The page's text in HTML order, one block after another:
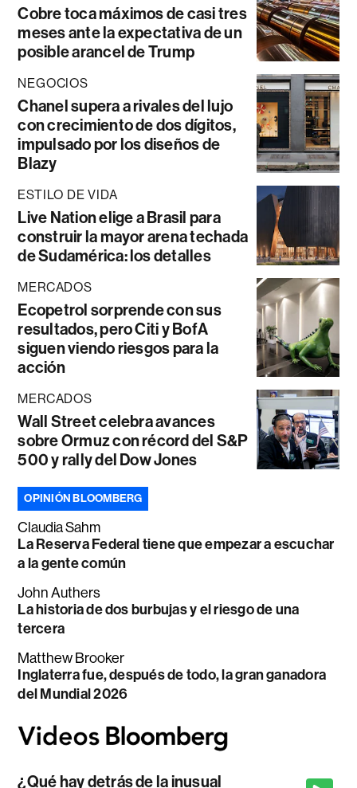
Cobre toca máximos de casi tres
meses ante la expectativa de un
posible arancel de Trump
NEGOCIOS
Chanel supera a rivales del lujo
con crecimiento de dos dígitos,
impulsado por los diseños de
Blazy
ESTILO DE VIDA
Live Nation elige a Brasil para
construir la mayor arena techada
de Sudamérica: los detalles
MERCADOS
Ecopetrol sorprende con sus
resultados, pero Citi y BofA
siguen viendo riesgos para la
acción
MERCADOS
Wall Street celebra avances
sobre Ormuz con récord del S&P
500 y rally del Dow Jones
OPINIÓN BLOOMBERG
Claudia Sahm
La Reserva Federal tiene que empezar a escuchar
a la gente común
John Authers
La historia de dos burbujas y el riesgo de una
tercera
Matthew Brooker
Inglaterra fue, después de todo, la gran ganadora
del Mundial 2026
¿Qué hay detrás de la inusual